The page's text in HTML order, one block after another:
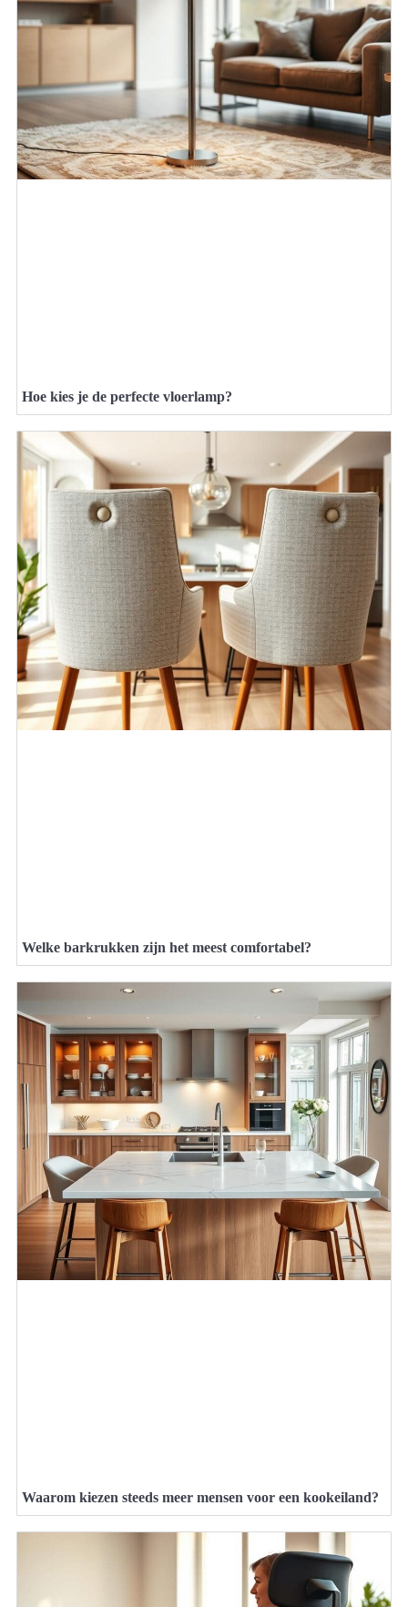
Hoe kies je de perfecte vloerlamp?
Welke barkrukken zijn het meest comfortabel?
Waarom kiezen steeds meer mensen voor een kookeiland?